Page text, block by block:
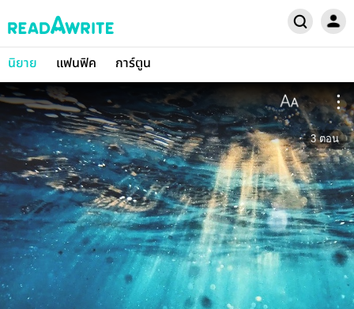
นิยาย แฟนฟิค การ์ตูน
3 ตอน